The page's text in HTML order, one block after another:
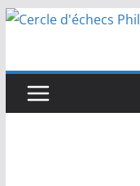
Passer